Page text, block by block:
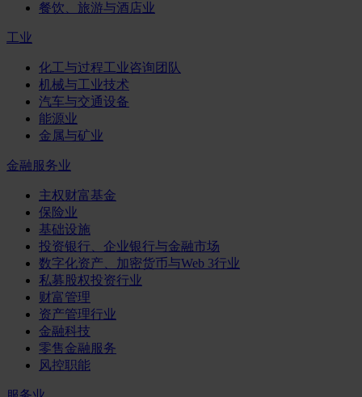
餐饮、旅游与酒店业
工业
化工与过程工业咨询团队
机械与工业技术
汽车与交通设备
能源业
金属与矿业
金融服务业
主权财富基金
保险业
基础设施
投资银行、企业银行与金融市场
数字化资产、加密货币与Web 3行业
私募股权投资行业
财富管理
资产管理行业
金融科技
零售金融服务
风控职能